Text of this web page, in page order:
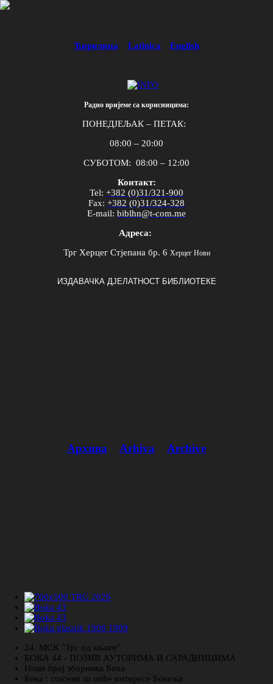
Ћирилица Latinica English
Радно вријеме са корисницима:
ПОНЕДЈЕЉАК – ПЕТАК:
08:00 – 20:00
СУБОТОМ: 08:00 – 12:00
Контакт:
Tel: +382 (0)31/321-900
Fax: +382 (0)31/324-328
E-mail: biblhn@t-com.me
Адреса:
Трг Херцег Стјепана бр. 6 Херцег Нови
ИЗДАВАЧКА ДЈЕЛАТНОСТ БИБЛИОТЕКЕ
Архива Arhiva Archive
24. МСК "Трг од књиге"
БОКА 44 - ПОЗИВ АУТОРИМА И САРАДНИЦИМА
Нови број зборника Бока
Бока : гласник за опће интересе Бокеља